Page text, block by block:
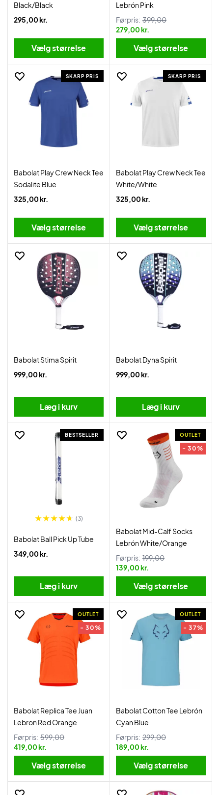
Black/Black
295,00 kr.
Vælg størrelse
Lebrón Pink
Førpris: 399,00
279,00 kr.
Vælg størrelse
SKARP PRIS
Babolat Play Crew Neck Tee
Sodalite Blue
325,00 kr.
Vælg størrelse
SKARP PRIS
Babolat Play Crew Neck Tee
White/White
325,00 kr.
Vælg størrelse
Babolat Stima Spirit
999,00 kr.
Læg i kurv
Babolat Dyna Spirit
999,00 kr.
Læg i kurv
BESTSELLER
(3)
Babolat Ball Pick Up Tube
349,00 kr.
Læg i kurv
OUTLET
- 30%
Babolat Mid-Calf Socks
Lebrón White/Orange
Førpris: 199,00
139,00 kr.
Vælg størrelse
OUTLET
- 30%
Babolat Replica Tee Juan
Lebron Red Orange
Førpris: 599,00
419,00 kr.
Vælg størrelse
OUTLET
- 37%
Babolat Cotton Tee Lebrón
Cyan Blue
Førpris: 299,00
189,00 kr.
Vælg størrelse